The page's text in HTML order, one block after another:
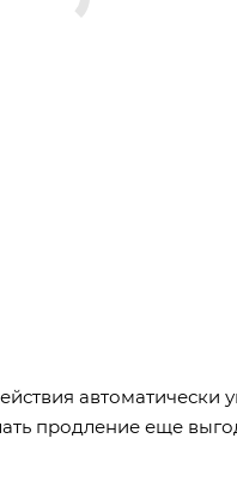
автоматически
продление еще